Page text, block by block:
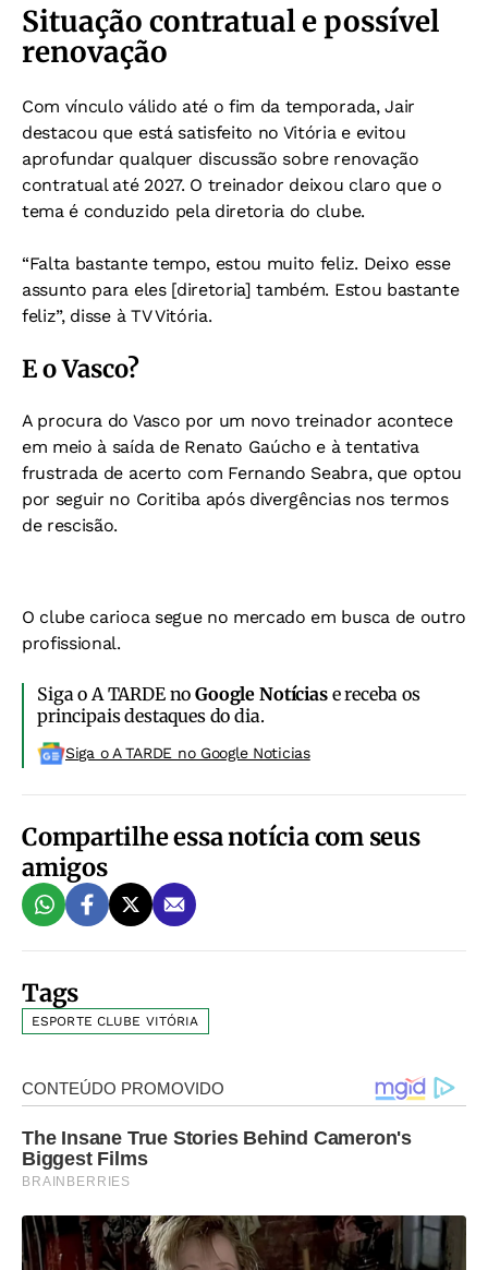
Situação contratual e possível
renovação
Com vínculo válido até o fim da temporada, Jair
destacou que está satisfeito no Vitória e evitou
aprofundar qualquer discussão sobre renovação
contratual até 2027. O treinador deixou claro que o
tema é conduzido pela diretoria do clube.
“Falta bastante tempo, estou muito feliz. Deixo esse
assunto para eles [diretoria] também. Estou bastante
feliz”, disse à TV Vitória.
E o Vasco?
A procura do Vasco por um novo treinador acontece
em meio à saída de Renato Gaúcho e à tentativa
frustrada de acerto com Fernando Seabra, que optou
por seguir no Coritiba após divergências nos termos
de rescisão.
O clube carioca segue no mercado em busca de outro
profissional.
Siga o A TARDE noGoogle Notíciase receba os
principais destaques do dia.
Siga o A TARDE no Google Noticias
Compartilhe essa notícia com seus
amigos
Tags
ESPORTE CLUBE VITÓRIA